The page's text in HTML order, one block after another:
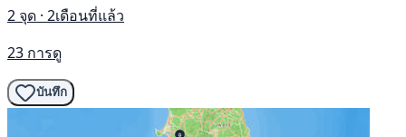
2 จุด · 2เดือนที่แล้ว
23 การดู
บันทึก